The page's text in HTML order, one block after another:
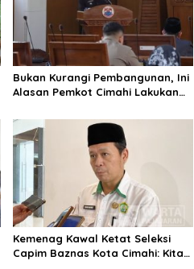
Bukan Kurangi Pembangunan, Ini
Alasan Pemkot Cimahi Lakukan
Kemenag Kawal Ketat Seleksi
Capim Baznas Kota Cimahi: Kita